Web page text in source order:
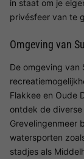
in staat om je
privésfeer van te
Omgeving van
De omgeving van
Flakkee en Oude
ontdek de
Grevelingenmeer
watersporten
stadjes als